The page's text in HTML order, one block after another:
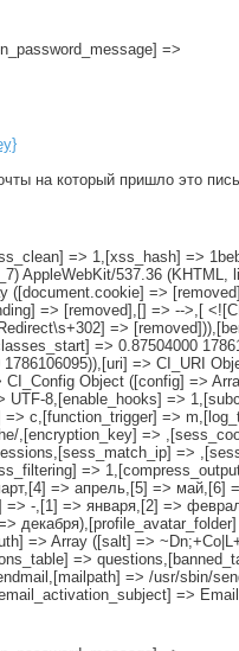
=>
на который пришло это
=> 1,[xss_hash] =>
AppleWebKit/537.36
=>
=> [removed],[] => -->,[
=>
=> 0.87504000
=> CI_URI
Object ([config] =>
8,[enable_hooks] =>
c,[function_trigger] =>
,[encryption_key] =>
=>
=>
=> апрель,[5] => май,[6]
=> -,[1] => января,[2] =>
=> Array ([salt] =>
=>
=> /usr/sbin/
=>